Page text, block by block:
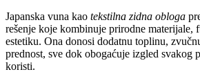
Japanska vuna kao tekstilna zidna obloga
rešenje koje kombinuje prirodne materijale,
estetiku. Ona donosi dodatnu toplinu,
prednost, sve dok obogaćuje izgled svakog
koristi.